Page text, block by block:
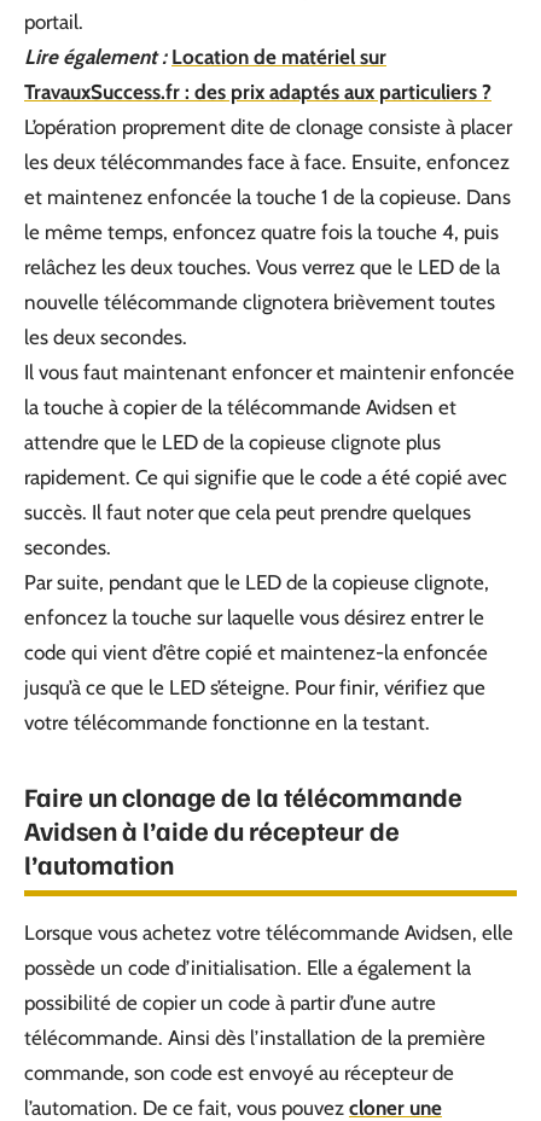
portail.
Lire également : Location de matériel sur
TravauxSuccess.fr : des prix adaptés aux particuliers ?
L’opération proprement dite de clonage consiste à placer
les deux télécommandes face à face. Ensuite, enfoncez
et maintenez enfoncée la touche 1 de la copieuse. Dans
le même temps, enfoncez quatre fois la touche 4, puis
relâchez les deux touches. Vous verrez que le LED de la
nouvelle télécommande clignotera brièvement toutes
les deux secondes.
Il vous faut maintenant enfoncer et maintenir enfoncée
la touche à copier de la télécommande Avidsen et
attendre que le LED de la copieuse clignote plus
rapidement. Ce qui signifie que le code a été copié avec
succès. Il faut noter que cela peut prendre quelques
secondes.
Par suite, pendant que le LED de la copieuse clignote,
enfoncez la touche sur laquelle vous désirez entrer le
code qui vient d’être copié et maintenez-la enfoncée
jusqu’à ce que le LED s’éteigne. Pour finir, vérifiez que
votre télécommande fonctionne en la testant.
Faire un clonage de la télécommande
Avidsen à l’aide du récepteur de
l’automation
Lorsque vous achetez votre télécommande Avidsen, elle
possède un code d’initialisation. Elle a également la
possibilité de copier un code à partir d’une autre
télécommande. Ainsi dès l’installation de la première
commande, son code est envoyé au récepteur de
l’automation. De ce fait, vous pouvez cloner une